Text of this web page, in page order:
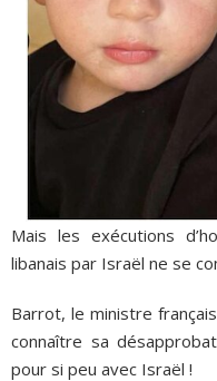
Mais les exécutions
libanais par Israël ne se
Barrot, le ministre
connaître sa
pour si peu avec Israël !